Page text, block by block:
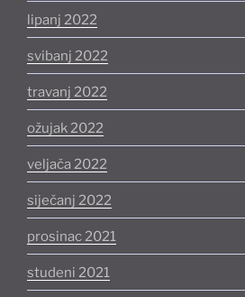
lipanj 2022
svibanj 2022
travanj 2022
ožujak 2022
veljača 2022
siječanj 2022
prosinac 2021
studeni 2021